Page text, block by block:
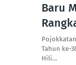
Baru
Tahun ke-
Hili…